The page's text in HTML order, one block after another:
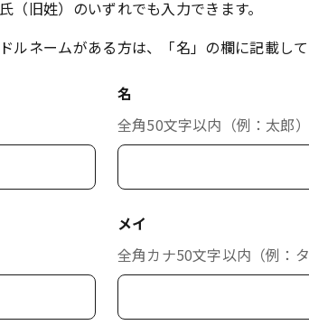
旧姓）のいずれでも入力できます。
ネームがある方は、「名」の欄に記載して
名
全角50文字以内（例：太郎）
メイ
全角カナ50文字以内（例：タ